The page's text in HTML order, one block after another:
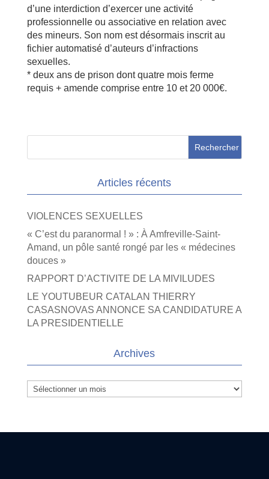
d’une interdiction d’exercer une activité
professionnelle ou associative en relation avec
des mineurs. Son nom est désormais inscrit au
fichier automatisé d’auteurs d’infractions
sexuelles.
* deux ans de prison dont quatre mois ferme
requis + amende comprise entre 10 et 20 000€.
Articles récents
VIOLENCES SEXUELLES
« C’est du paranormal ! » : À Amfreville-Saint-
Amand, un pôle santé rongé par les « médecines
douces »
RAPPORT D’ACTIVITE DE LA MIVILUDES
LE YOUTUBEUR CATALAN THIERRY
CASASNOVAS ANNONCE SA CANDIDATURE A
LA PRESIDENTIELLE
Archives
Archives